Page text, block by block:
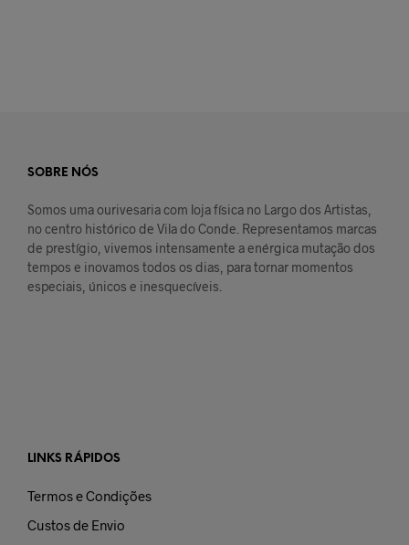
SOBRE NÓS
Somos uma ourivesaria com loja física no Largo dos Artistas,
no centro histórico de Vila do Conde. Representamos marcas
de prestígio, vivemos intensamente a enérgica mutação dos
tempos e inovamos todos os dias, para tornar momentos
especiais, únicos e inesquecíveis.
LINKS RÁPIDOS
Termos e Condições
Custos de Envio